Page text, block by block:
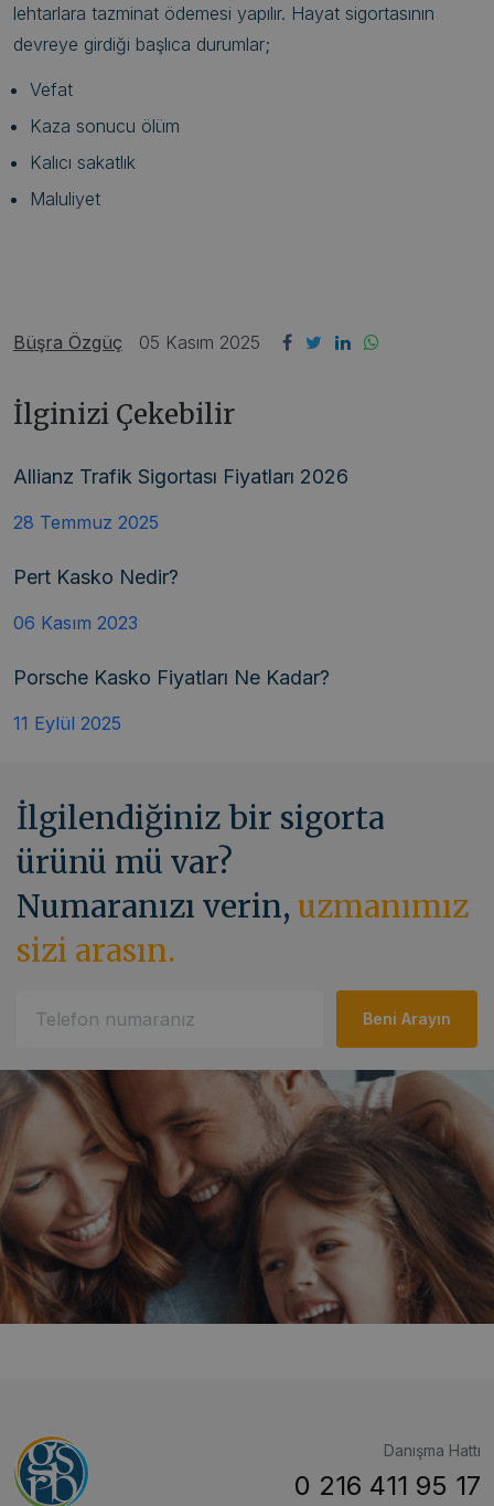
lehtarlara tazminat ödemesi yapılır. Hayat sigortasının
devreye girdiği başlıca durumlar;
Vefat
Kaza sonucu ölüm
Kalıcı sakatlık
Maluliyet
Büşra Özgüç 05 Kasım 2025
İlginizi Çekebilir
Allianz Trafik Sigortası Fiyatları 2026
28 Temmuz 2025
Pert Kasko Nedir?
06 Kasım 2023
Porsche Kasko Fiyatları Ne Kadar?
11 Eylül 2025
İlgilendiğiniz bir sigorta
ürünü mü var?
Numaranızı verin, uzmanımız
sizi arasın.
Danışma Hattı
0 216 411 95 17